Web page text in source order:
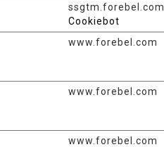
ssgtm.forebel.com
Cookiebot
www.forebel.com
www.forebel.com
www.forebel.com